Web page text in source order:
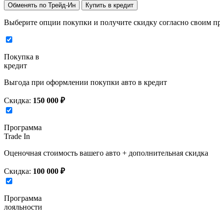
Обменять по Трейд-Ин Купить в кредит
Выберите опции покупки и получите скидку согласно своим
Покупка в
кредит
Выгода при оформлении покупки авто в кредит
Скидка: 150 000 ₽
Программа
Trade In
Оценочная стоимость вашего авто + дополнительная скидка
Скидка: 100 000 ₽
Программа
лояльности